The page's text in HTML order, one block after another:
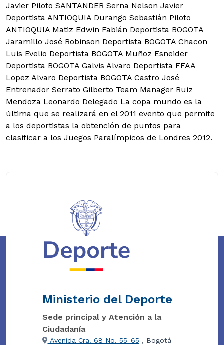
Javier Piloto SANTANDER Serna Nelson Javier
Deportista ANTIOQUIA Durango Sebastián Piloto
ANTIOQUIA Matiz Edwin Fabián Deportista BOGOTA
Jaramillo José Robinson Deportista BOGOTA Chacon
Luis Evelio Deportista BOGOTA Muñoz Esneider
Deportista BOGOTA Galvis Alvaro Deportista FFAA
Lopez Alvaro Deportista BOGOTA Castro José
Entrenador Serrato Gilberto Team Manager Ruiz
Mendoza Leonardo Delegado La copa mundo es la
última que se realizará en el 2011 evento que permite
a los deportistas la obtención de puntos para
clasificar a los Juegos Paralímpicos de Londres 2012.
Ministerio del Deporte
Sede principal y Atención a la
Ciudadanía
Avenida Cra. 68 No. 55-65 , Bogotá